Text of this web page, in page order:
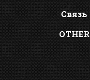
Связь
OTHER